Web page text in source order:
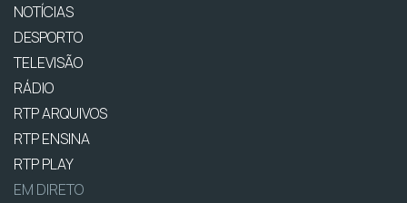
NOTÍCIAS
DESPORTO
TELEVISÃO
RÁDIO
RTP ARQUIVOS
RTP ENSINA
RTP PLAY
EM DIRETO